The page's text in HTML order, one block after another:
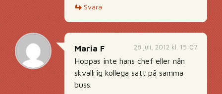
Svara
28 juli, 2012 kl. 15:07
Maria F
Hoppas inte hans chef eller nån
skvallrig kollega satt på samma
buss.